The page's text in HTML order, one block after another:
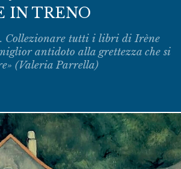
IN TRENO
Collezionare tutti i libri di Irène
antidoto alla grettezza che si
(Valeria Parrella)